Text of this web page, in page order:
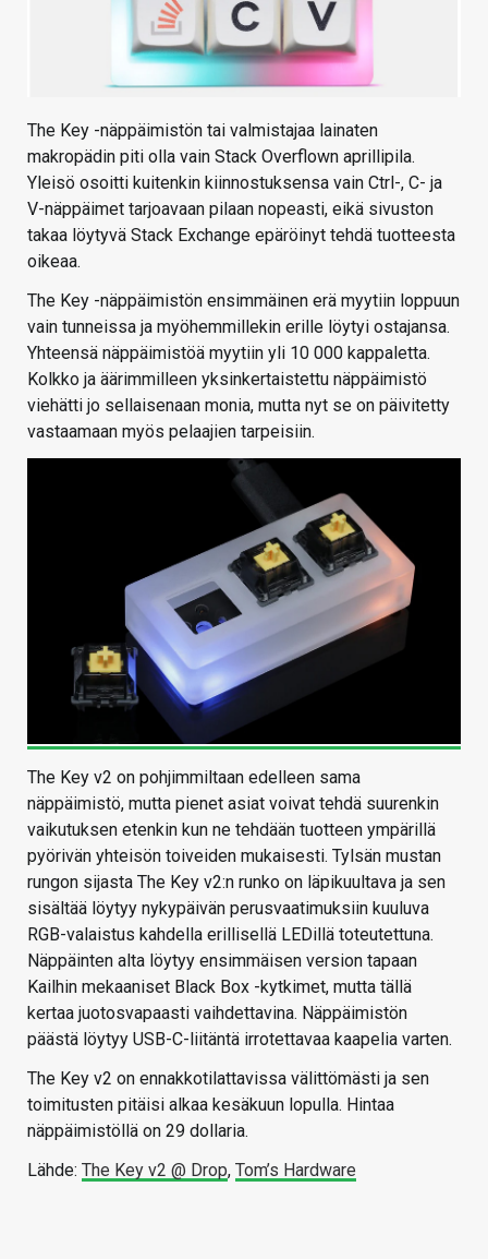
The Key -näppäimistön tai valmistajaa lainaten
makropädin piti olla vain Stack Overflown aprillipila.
Yleisö osoitti kuitenkin kiinnostuksensa vain Ctrl-, C- ja
V-näppäimet tarjoavaan pilaan nopeasti, eikä sivuston
takaa löytyvä Stack Exchange epäröinyt tehdä tuotteesta
oikeaa.
The Key -näppäimistön ensimmäinen erä myytiin loppuun
vain tunneissa ja myöhemmillekin erille löytyi ostajansa.
Yhteensä näppäimistöä myytiin yli 10 000 kappaletta.
Kolkko ja äärimmilleen yksinkertaistettu näppäimistö
viehätti jo sellaisenaan monia, mutta nyt se on päivitetty
vastaamaan myös pelaajien tarpeisiin.
The Key v2 on pohjimmiltaan edelleen sama
näppäimistö, mutta pienet asiat voivat tehdä suurenkin
vaikutuksen etenkin kun ne tehdään tuotteen ympärillä
pyörivän yhteisön toiveiden mukaisesti. Tylsän mustan
rungon sijasta The Key v2:n runko on läpikuultava ja sen
sisältää löytyy nykypäivän perusvaatimuksiin kuuluva
RGB-valaistus kahdella erillisellä LEDillä toteutettuna.
Näppäinten alta löytyy ensimmäisen version tapaan
Kailhin mekaaniset Black Box -kytkimet, mutta tällä
kertaa juotosvapaasti vaihdettavina. Näppäimistön
päästä löytyy USB-C-liitäntä irrotettavaa kaapelia varten.
The Key v2 on ennakkotilattavissa välittömästi ja sen
toimitusten pitäisi alkaa kesäkuun lopulla. Hintaa
näppäimistöllä on 29 dollaria.
Lähde: The Key v2 @ Drop, Tom’s Hardware